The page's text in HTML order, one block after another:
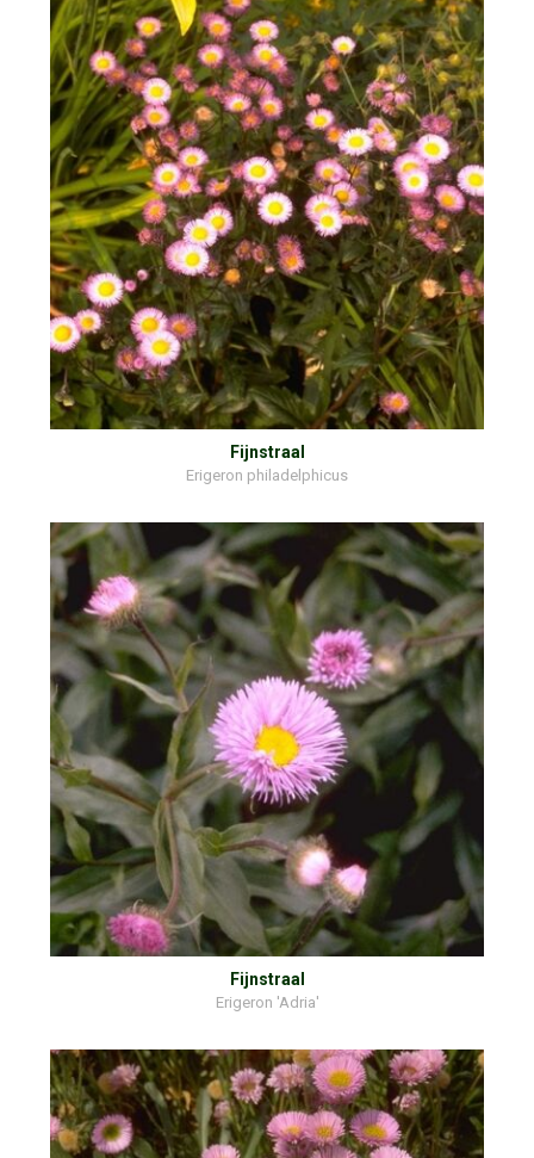
Fijnstraal
Erigeron philadelphicus
Fijnstraal
Erigeron 'Adria'